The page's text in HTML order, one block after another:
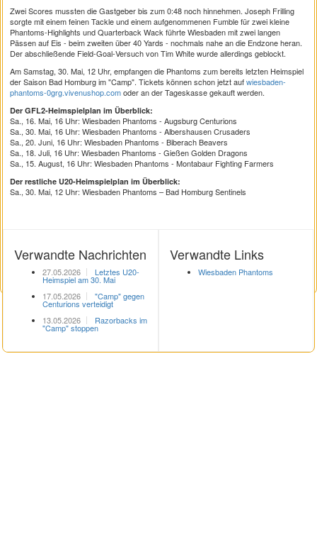
Zwei Scores mussten die Gastgeber bis zum 0:48 noch hinnehmen. Joseph Frilling
sorgte mit einem feinen Tackle und einem aufgenommenen Fumble für zwei kleine
Phantoms-Highlights und Quarterback Wack führte Wiesbaden mit zwei langen
Pässen auf Eis - beim zweiten über 40 Yards - nochmals nahe an die Endzone heran.
Der abschließende Field-Goal-Versuch von Tim White wurde allerdings geblockt.
Am Samstag, 30. Mai, 12 Uhr, empfangen die Phantoms zum bereits letzten Heimspiel
der Saison Bad Homburg im "Camp". Tickets können schon jetzt aufwiesbaden-
phantoms-0grg.vivenushop.comoder an der Tageskasse gekauft werden.
Der GFL2-Heimspielplan im Überblick:
Sa., 16. Mai, 16 Uhr: Wiesbaden Phantoms - Augsburg Centurions
Sa., 30. Mai, 16 Uhr: Wiesbaden Phantoms - Albershausen Crusaders
Sa., 20. Juni, 16 Uhr: Wiesbaden Phantoms - Biberach Beavers
Sa., 18. Juli, 16 Uhr: Wiesbaden Phantoms - Gießen Golden Dragons
Sa., 15. August, 16 Uhr: Wiesbaden Phantoms - Montabaur Fighting Farmers
Der restliche U20-Heimspielplan im Überblick:
Sa., 30. Mai, 12 Uhr: Wiesbaden Phantoms – Bad Homburg Sentinels
Verwandte Nachrichten
27.05.2026 Letztes U20-
Heimspiel am 30. Mai
17.05.2026
"Camp" gegen
Centurions verteidigt
13.05.2026
Razorbacks im
"Camp" stoppen
Verwandte Links
Wiesbaden Phantoms